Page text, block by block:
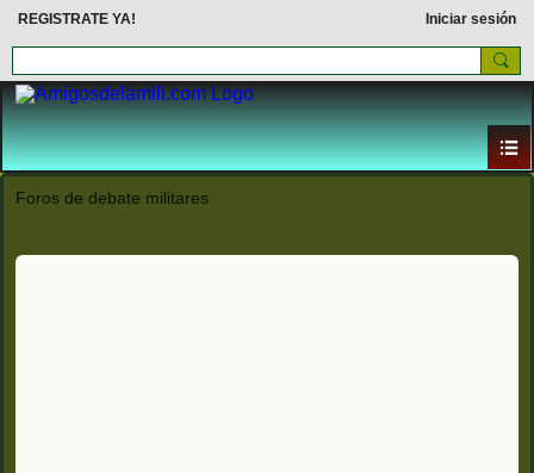
REGISTRATE YA! Iniciar sesión
Foros de debate militares